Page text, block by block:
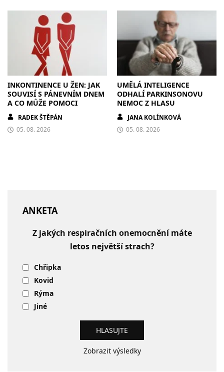
INKONTINENCE U ŽEN: JAK
SOUVISÍ S PÁNEVNÍM DNEM
A CO MŮŽE POMOCI
RADEK ŠTĚPÁN
05. 08. 2026
UMĚLÁ INTELIGENCE
ODHALÍ PARKINSONOVU
NEMOC Z HLASU
JANA KOLÍNKOVÁ
05. 08. 2026
ANKETA
Z jakých respiračních onemocnění máte
letos největší strach?
Chřipka
Kovid
Rýma
Jiné
Zobrazit výsledky